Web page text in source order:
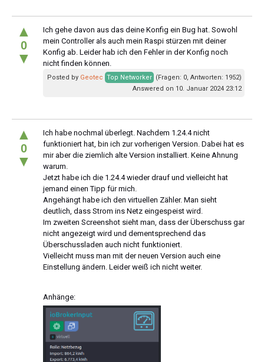
▲
0
▼
Ich gehe davon aus das deine Konfig ein Bug hat. Sowohl
mein Controller als auch mein Raspi stürzen mit deiner
Konfig ab. Leider hab ich den Fehler in der Konfig noch
nicht finden können.
Posted by Geotec Top Networker (Fragen: 0, Antworten: 1952)
Answered on 10. Januar 2024 23:12
▲
0
▼
Ich habe nochmal überlegt. Nachdem 1.24.4 nicht
funktioniert hat, bin ich zur vorherigen Version. Dabei hat es
mir aber die ziemlich alte Version installiert. Keine Ahnung
warum.
Jetzt habe ich die 1.24.4 wieder drauf und vielleicht hat
jemand einen Tipp für mich.
Angehängt habe ich den virtuellen Zähler. Man sieht
deutlich, dass Strom ins Netz eingespeist wird.
Im zweiten Screenshot sieht man, dass der Überschuss gar
nicht angezeigt wird und dementsprechend das
Überschussladen auch nicht funktioniert.
Vielleicht muss man mit der neuen Version auch eine
Einstellung ändern. Leider weiß ich nicht weiter.
Anhänge: